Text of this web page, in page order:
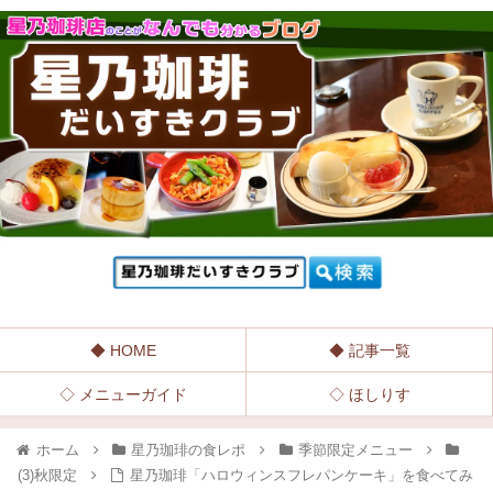
◆ HOME ◆ 記事一覧
◇ メニューガイド ◇ ほしりす
ホーム 星乃珈琲の食レポ
季節限定メニュー
(3)秋限定
星乃珈琲「ハロウィンスフレパンケーキ」を食べてみ